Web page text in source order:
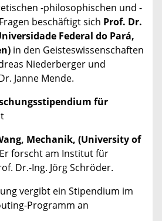
-philosophischen und -
beschäftigt sich Prof. Dr.
Federal do Pará,
in den Geisteswissenschaften
Niederberger und
Janne Mende.
für
Mechanik, (University of
forscht am Institut für
Dr.-Ing. Jörg Schröder.
vergibt ein Stipendium im
Programm an